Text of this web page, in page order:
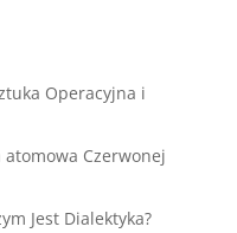
Operacyjna i
Czerwonej
Jest Dialektyka?